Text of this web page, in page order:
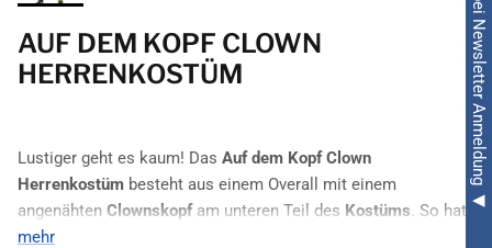
AUF DEM KOPF CLOWN
HERRENKOSTÜM
Lustiger geht es kaum! Das Auf dem Kopf Clown
Herrenkostüm besteht aus einem Overall mit einem
angenähten Clownskopfam unteren Teil des Kostüms. So hat
es den Anschein als würde der
mehr